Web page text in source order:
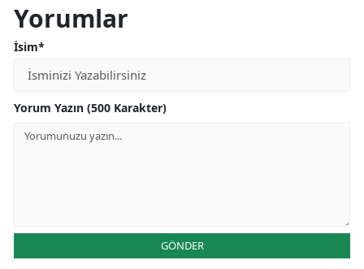
Yorumlar
İsim*
Yorum Yazın (500 Karakter)
GÖNDER